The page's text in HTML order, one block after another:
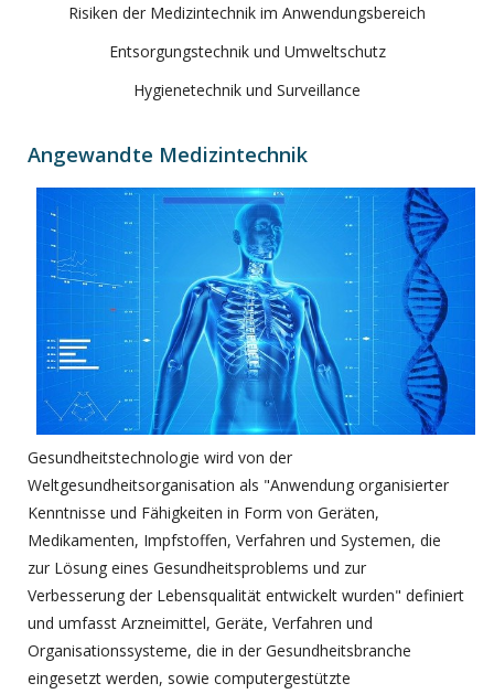
Risiken der Medizintechnik im Anwendungsbereich
Entsorgungstechnik und Umweltschutz
Hygienetechnik und Surveillance
Angewandte Medizintechnik
Gesundheitstechnologie wird von der
Weltgesundheitsorganisation als "Anwendung organisierter
Kenntnisse und Fähigkeiten in Form von Geräten,
Medikamenten, Impfstoffen, Verfahren und Systemen, die
zur Lösung eines Gesundheitsproblems und zur
Verbesserung der Lebensqualität entwickelt wurden" definiert
und umfasst Arzneimittel, Geräte, Verfahren und
Organisationssysteme, die in der Gesundheitsbranche
eingesetzt werden, sowie computergestützte